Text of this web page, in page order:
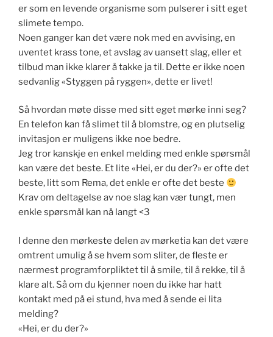
er som en levende organisme som pulserer i sitt eget
slimete tempo.
Noen ganger kan det være nok med en avvising, en
uventet krass tone, et avslag av uansett slag, eller et
tilbud man ikke klarer å takke ja til. Dette er ikke noen
sedvanlig «Styggen på ryggen», dette er livet!
Så hvordan møte disse med sitt eget mørke inni seg?
En telefon kan få slimet til å blomstre, og en plutselig
invitasjon er muligens ikke noe bedre.
Jeg tror kanskje en enkel melding med enkle spørsmål
kan være det beste. Et lite «Hei, er du der?» er ofte det
beste, litt som Rema, det enkle er ofte det beste
Krav om deltagelse av noe slag kan vær tungt, men
enkle spørsmål kan nå langt <3
I denne den mørkeste delen av mørketia kan det være
omtrent umulig å se hvem som sliter, de fleste er
nærmest programforpliktet til å smile, til å rekke, til å
klare alt. Så om du kjenner noen du ikke har hatt
kontakt med på ei stund, hva med å sende ei lita
melding?
«Hei, er du der?»